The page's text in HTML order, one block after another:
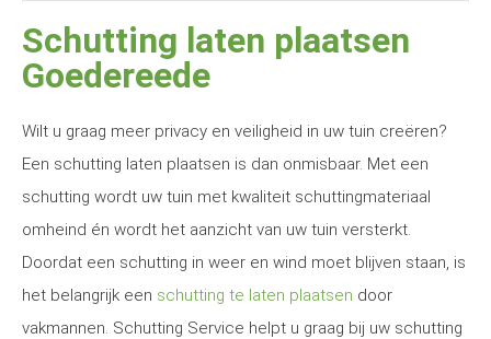
Schutting laten plaatsen
Goedereede
Wilt u graag meer privacy en veiligheid in uw tuin creëren?
Een schutting laten plaatsen is dan onmisbaar. Met een
schutting wordt uw tuin met kwaliteit schuttingmateriaal
omheind én wordt het aanzicht van uw tuin versterkt.
Doordat een schutting in weer en wind moet blijven staan, is
het belangrijk een schutting te laten plaatsen door
vakmannen. Schutting Service helpt u graag bij uw schutting